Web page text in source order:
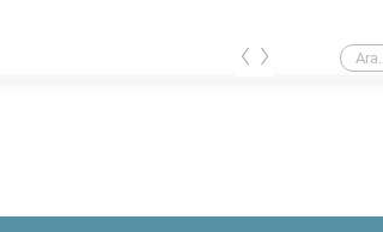
işletim sistemlerinde kullanılabilir?
‹ ›